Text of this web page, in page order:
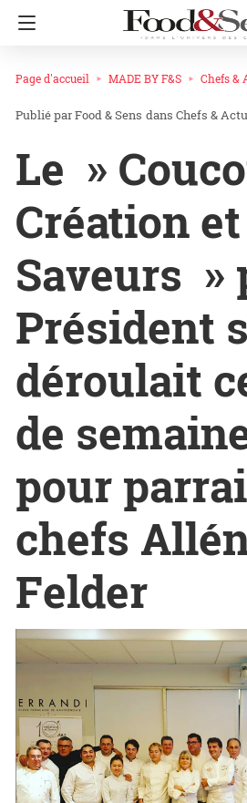
Page d'accueil MADE BY F&S Chefs &
Food & Sens dans Chefs &
Le »
Création et
Saveurs »
Président
déroulait
de
pour
chefs
Felder